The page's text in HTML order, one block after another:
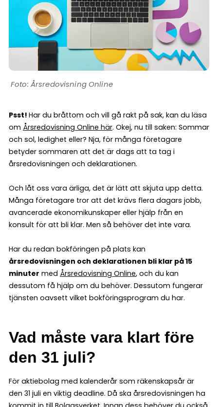
Årsredovisning Online
Psst! Har du bråttom och vill gå rakt på sak, kan du läsa
om Årsredovisning Online här. Okej, nu till saken: Sommar
och sol, ledighet eller? Nja, för många företagare
betyder sommaren att det är dags att ta tag i
årsredovisningen och deklarationen.
Och låt oss vara ärliga, det är lätt att skjuta upp detta.
Många företagare tror att det krävs flera dagars jobb,
avancerade ekonomikunskaper eller hjälp från en
konsult för att bli klar. Men så behöver det inte vara.
Har du redan bokföringen på plats kan
årsredovisningen och deklarationen bli klar på 15
minuter med Årsredovisning Online, och du kan
dessutom få hjälp om du behöver. Dessutom fungerar
tjänsten oavsett vilket bokföringsprogram du har.
Vad måste vara klart före
den 31 juli?
För aktiebolag med kalenderår som räkenskapsår är
den 31 juli en viktig deadline. Då ska årsredovisningen ha